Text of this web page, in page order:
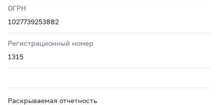
ОГРН
1027739253882
Регистрационный номер
1315
Раскрываемая отчетность